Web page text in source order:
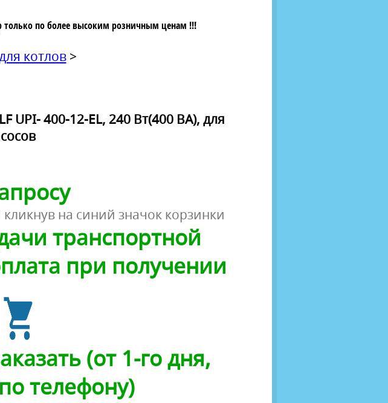
по более высоким розничным ценам !!!
котлов>
UPI- 400-12-EL, 240 Вт(400 ВА), для
на синий значок корзинки
транспортной
при получении
(от 1-го дня,
телефону)